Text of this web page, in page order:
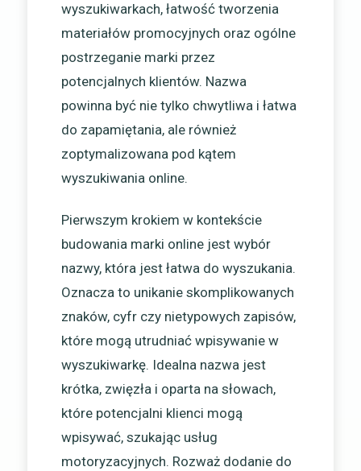
wyszukiwarkach, łatwość tworzenia
materiałów promocyjnych oraz ogólne
postrzeganie marki przez
potencjalnych klientów. Nazwa
powinna być nie tylko chwytliwa i łatwa
do zapamiętania, ale również
zoptymalizowana pod kątem
wyszukiwania online.
Pierwszym krokiem w kontekście
budowania marki online jest wybór
nazwy, która jest łatwa do wyszukania.
Oznacza to unikanie skomplikowanych
znaków, cyfr czy nietypowych zapisów,
które mogą utrudniać wpisywanie w
wyszukiwarkę. Idealna nazwa jest
krótka, zwięzła i oparta na słowach,
które potencjalni klienci mogą
wpisywać, szukając usług
motoryzacyjnych. Rozważ dodanie do